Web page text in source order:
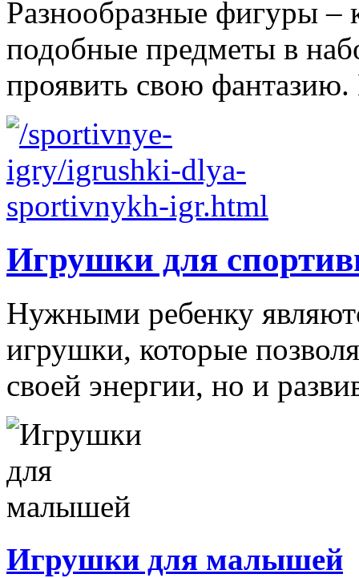
Разнообразные фигуры –
подобные предметы в
проявить свою
Игрушки для
Нужными ребенку
игрушки, которые
своей энергии, но и
Игрушки для малышей